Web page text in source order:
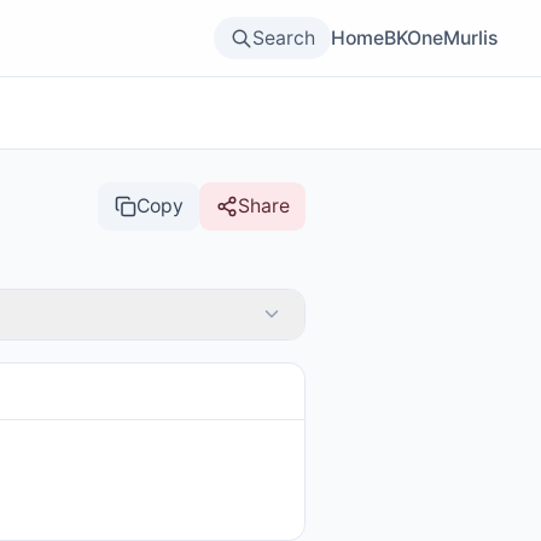
Search HomeBKOneMurlis
Copy Share